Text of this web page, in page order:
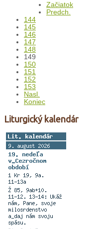
Začiatok
Predch.
144
145
146
147
148
149
150
151
152
153
Nasl.
Koniec
Liturgický kalendár